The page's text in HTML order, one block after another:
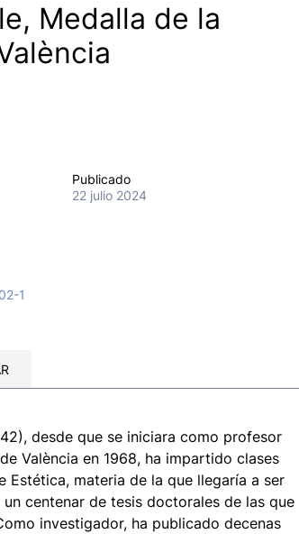
Medalla de la
1
Publicado
22 julio 2024
desde que se iniciara como profesor
València en 1968, ha impartido clases
Estética, materia de la que llegaría a ser
centenar de tesis doctorales de las que
investigador, ha publicado decenas